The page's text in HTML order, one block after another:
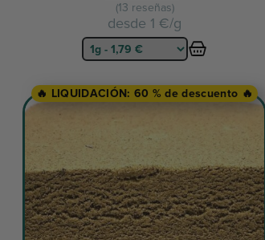
(13 reseñas)
desde 1 €/g
🔥 LIQUIDACIÓN: 60 % de descuento 🔥